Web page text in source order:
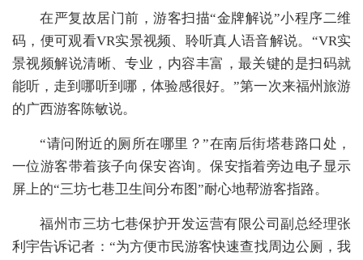
在严复故居门前，游客扫描“金牌解说”小程序二维
码，便可观看VR实景视频、聆听真人语音解说。“VR实
景视频解说清晰、专业，内容丰富，最关键的是扫码就
能听，走到哪听到哪，体验感很好。”第一次来福州旅游
的广西游客陈敏说。
“请问附近的厕所在哪里？”在南后街塔巷路口处，
一位游客带着孩子向保安咨询。保安指着旁边电子显示
屏上的“三坊七巷卫生间分布图”耐心地帮游客指路。
福州市三坊七巷保护开发运营有限公司副总经理张
利宇告诉记者：“为方便市民游客快速查找周边公厕，我